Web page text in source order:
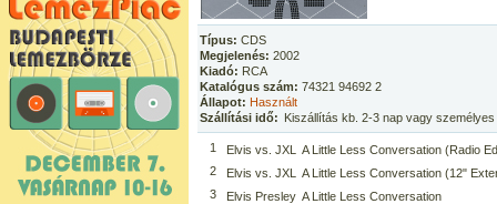
Típus: CDS
Megjelenés: 2002
Kiadó: RCA
Katalógus szám: 74321 94692 2
Állapot: Használt
Szállítási idő: Kiszállítás kb. 2-3 nap vagy
1
Elvis vs. JXL  A Little Less Conversation (Radio
2
Elvis vs. JXL  A Little Less Conversation (12"
3
Elvis Presley  A Little Less Conversation